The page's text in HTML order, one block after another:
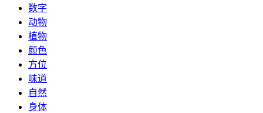
数字
动物
植物
颜色
方位
味道
自然
身体